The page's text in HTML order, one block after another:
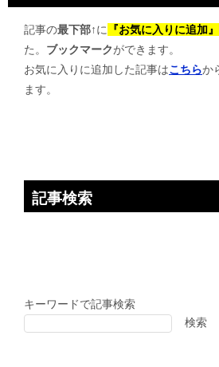
記事の最下部↑に 『お気に入りに追加
た。 ブックマークができます。
お気に入りに追加した記事はこちらか
ます。
記事検索
キーワードで記事検索
検索